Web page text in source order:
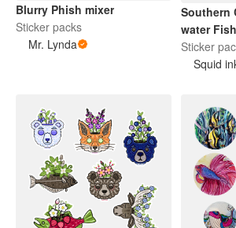
Blurry Phish mixer
Sticker packs
Mr. Lynda
Southern
water
Sticker
Squid